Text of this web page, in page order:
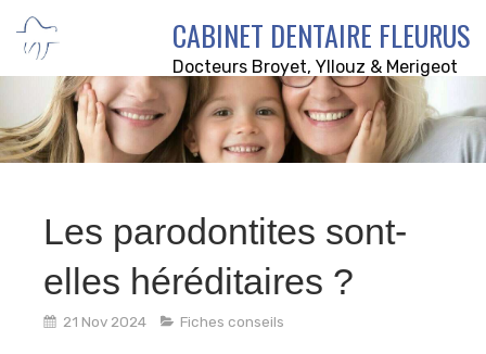
CABINET DENTAIRE FLEURUS
Docteurs Broyet, Yllouz & Merigeot
Les parodontites sont-
elles héréditaires ?
21 Nov 2024 Fiches conseils